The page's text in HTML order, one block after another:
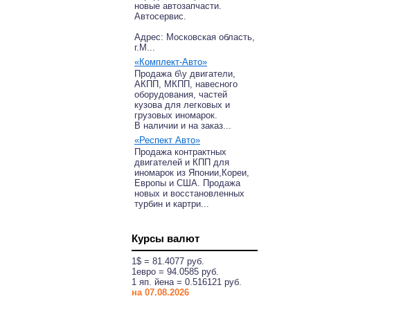
новые автозапчасти.
Автосервис.
Адрес: Московская область,
г.М...
«Комплект-Авто»
Продажа б\у двигатели,
АКПП, МКПП, навесного
оборудования, частей
кузова для легковых и
грузовых иномарок.
В наличии и на заказ...
«Респект Авто»
Продажа контрактных
двигателей и КПП для
иномарок из Японии,Кореи,
Европы и США. Продажа
новых и восстановленных
турбин и картри...
Курсы валют
1$ = 81.4077 руб.
1eвро = 94.0585 руб.
1 яп. йена = 0.516121 руб.
на 07.08.2026